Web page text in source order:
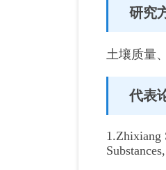
研究
土壤质量
代表
1.Zhixiang